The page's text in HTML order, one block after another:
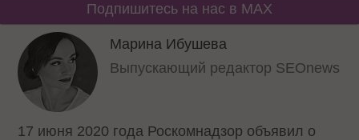
Подпишитесь на нас в MAX
Марина Ибушева
Выпускающий редактор SEOnews
17 июня 2020 года Роскомнадзор объявил о